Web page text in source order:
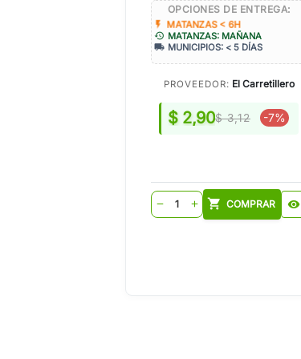
OPCIONES DE ENTREGA:
flash_on MATANZAS < 6H
history MATANZAS: MAÑANA
local_shipping MUNICIPIOS: < 5 DÍAS
PROVEEDOR: El Carretillero
$ 2,90$ 3,12 -7%
remove add shopping_cart COMPRAR visibility